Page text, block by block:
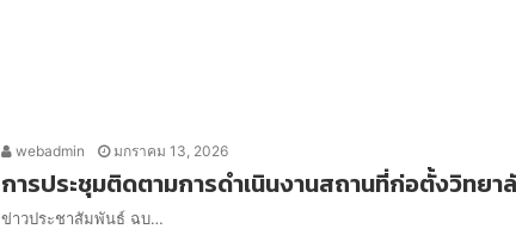
webadmin มกราคม 13, 2026
การประชุมติดตามการดำเนินงานสถานที่ก่อตั้งวิทย
ข่าวประชาสัมพันธ์ ฉบ…